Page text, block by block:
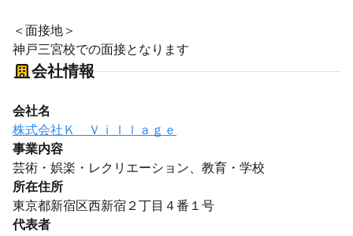
＜面接地＞
神戸三宮校での面接となります
会社情報
会社名
株式会社Ｋ Ｖｉｌｌａｇｅ
事業内容
芸術・娯楽・レクリエーション、教育・学校
所在住所
東京都新宿区西新宿２丁目４番１号
代表者